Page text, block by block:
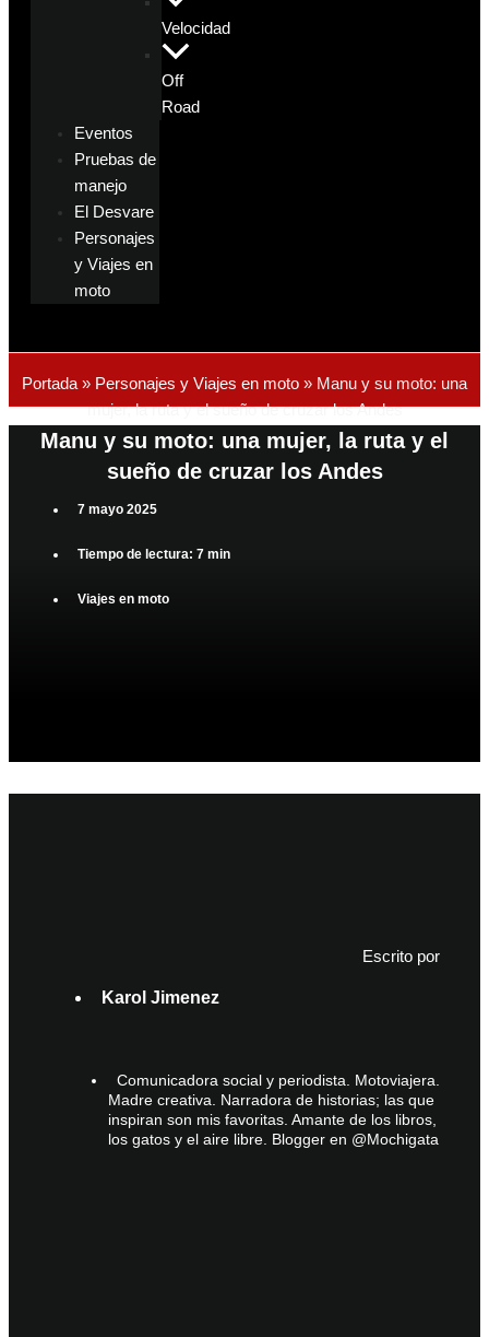
Velocidad
Off
Road
Eventos
Pruebas de
manejo
El Desvare
Personajes
y Viajes en
moto
Portada » Personajes y Viajes en moto » Manu y su moto: una
mujer, la ruta y el sueño de cruzar los Andes
Manu y su moto: una mujer, la ruta y el
sueño de cruzar los Andes
7 mayo 2025
Tiempo de lectura: 7 min
Viajes en moto
Escrito por
Karol Jimenez
Comunicadora social y periodista. Motoviajera.
Madre creativa. Narradora de historias; las que
inspiran son mis favoritas. Amante de los libros,
los gatos y el aire libre. Blogger en @Mochigata